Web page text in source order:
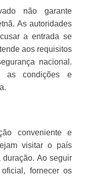
não garante
As autoridades
a entrada se
aos requisitos
nacional.
as condições e
conveniente e
visitar o país
Ao seguir
fornecer os